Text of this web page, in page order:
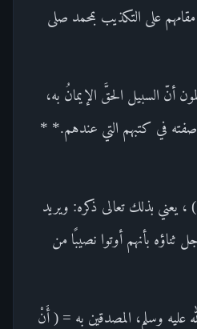
على التكذيب بمحمد صلى
أنّ السبيل الحقَّ الإيمانُ به،
في كتبهم التي عندهم.* *
يعني بذلك تعالى ذكره: ويريد
ثناؤه بأنهم أوتوا نصيبًا من
عليه وسلم، المصدقين به = ( أَنْ